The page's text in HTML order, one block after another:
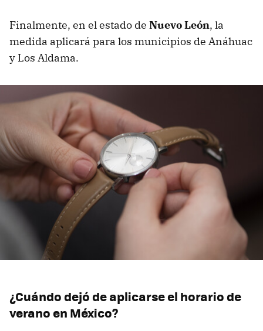
Finalmente, en el estado de Nuevo León, la
medida aplicará para los municipios de Anáhuac
y Los Aldama.
¿Cuándo dejó de aplicarse el horario de
verano en México?